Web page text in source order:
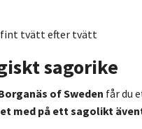
fint tvätt efter tvätt
sagorike
of Sweden får du
med på ett sagolikt